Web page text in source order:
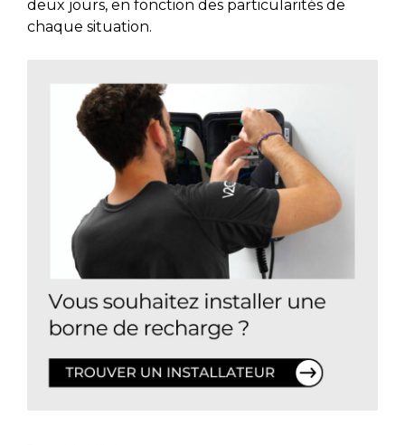
deux jours, en fonction des particularités de
chaque situation.